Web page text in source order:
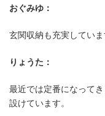
おぐみゆ：
玄関収納も充実していま
りょうた：
最近では定番になって
設けています。